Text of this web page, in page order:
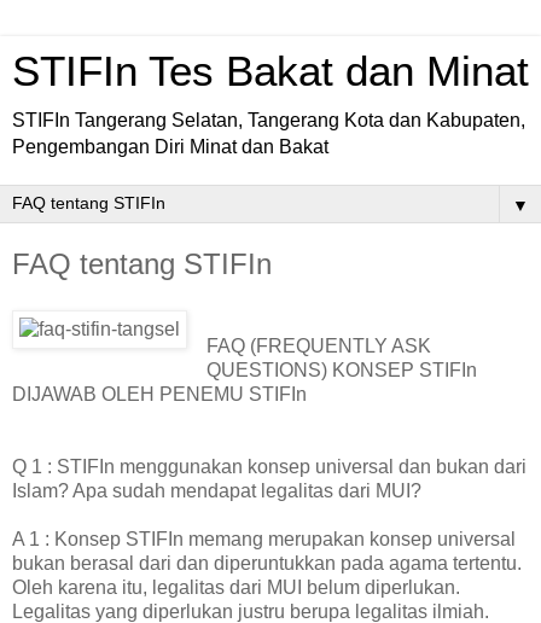
STIFIn Tes Bakat dan Minat
STIFIn Tangerang Selatan, Tangerang Kota dan Kabupaten,
Pengembangan Diri Minat dan Bakat
▼
FAQ tentang STIFIn
FAQ (FREQUENTLY ASK
QUESTIONS) KONSEP STIFIn
DIJAWAB OLEH PENEMU STIFIn
Q 1 : STIFIn menggunakan konsep universal dan bukan dari
Islam? Apa sudah mendapat legalitas dari MUI?
A 1 : Konsep STIFIn memang merupakan konsep universal
bukan berasal dari dan diperuntukkan pada agama tertentu.
Oleh karena itu, legalitas dari MUI belum diperlukan.
Legalitas yang diperlukan justru berupa legalitas ilmiah.